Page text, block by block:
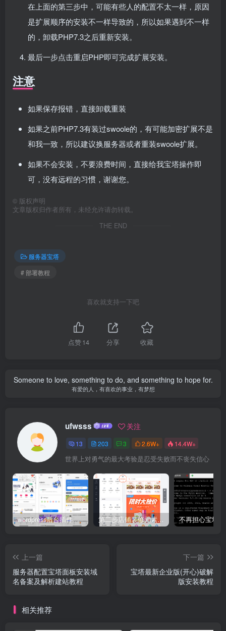
在上面的第三步中，可能有些人的配置不太一样，原因
是扩展顺序的安装不一样导致的，所以如果遇到不一样
的，卸载PHP7.3之后重新安装。
最后一步点击重启PHP即可完成扩展安装。
注意
如果保存报错，直接卸载重装
如果之前PHP7.3有装过swoole的，有可能加密扩展不是
和我一致，所以建议换服务器或者重装swoole扩展。
如果不会安装，不要浪费时间，直接给我宝塔操作即
可，没有远程的习惯，谢谢您。
© 版权声明
文章版权归作者所有，未经允许请勿转载。
THE END
服务器宝塔
# 部署教程
喜欢就支持一下吧
点赞14 分享 收藏
Someone to love, something to do, and something to hope for.
有爱的人，有喜欢的事业，有梦想
ufwsss 关注
13 203 3 2.6W+ 14.4W+
世界上对勇气的最大考验是忍受失败而不丧失信心
wordpress后台插件星宿V2.X-V3小程序搭建教程(备忘） 第二步店铺装修元素应用场景介绍
上一篇
服务器配置宝塔面板安装域
名备案及解析建站教程
下一篇
宝塔最新企业版(开心)破解
版安装教程
相关推荐